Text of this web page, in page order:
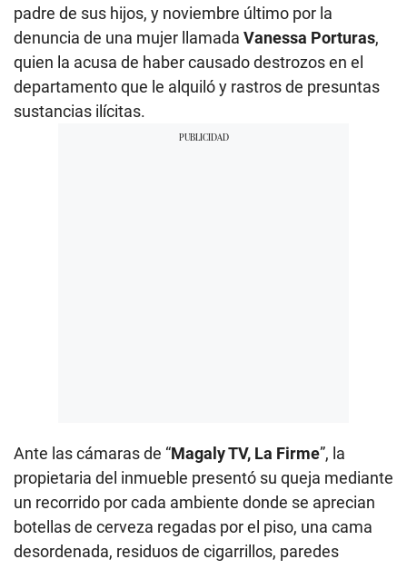
padre de sus hijos, y noviembre último por la
denuncia de una mujer llamada Vanessa Porturas,
quien la acusa de haber causado destrozos en el
departamento que le alquiló y rastros de presuntas
sustancias ilícitas.
Ante las cámaras de “Magaly TV, La Firme”, la
propietaria del inmueble presentó su queja mediante
un recorrido por cada ambiente donde se aprecian
botellas de cerveza regadas por el piso, una cama
desordenada, residuos de cigarrillos, paredes